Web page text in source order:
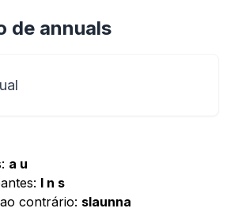
de annuals
a u
l n s
contrário: slaunna